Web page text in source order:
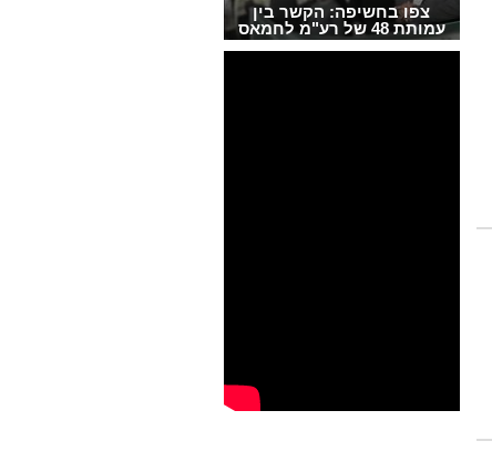
צפו בחשיפה: הקשר בין
עמותת 48 של רע"מ לחמאס